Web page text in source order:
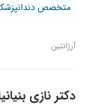
متخصص
آرژانتین
دکتر نازی